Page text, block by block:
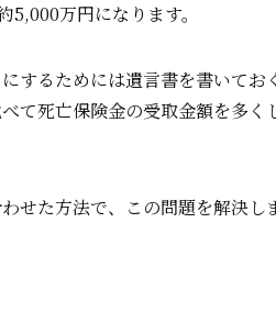
万円になります。
するためには遺言書を書いて
て死亡保険金の受取金額を多
せた方法で、この問題を解決し